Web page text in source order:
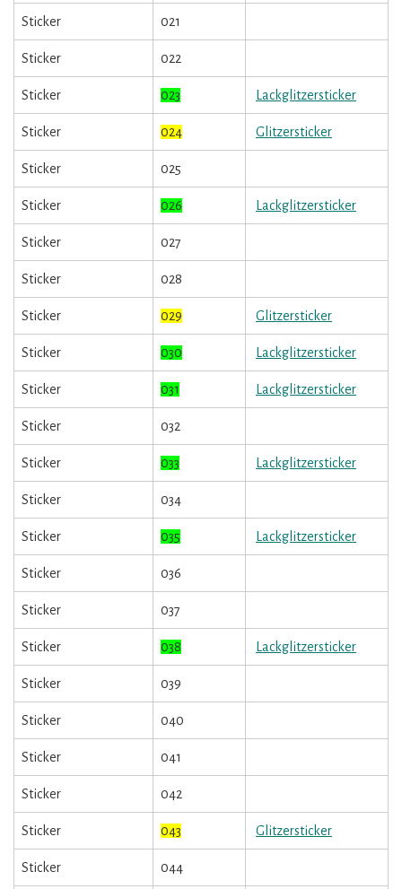
Sticker 021
Sticker 022
Sticker 023 Lackglitzersticker
Sticker 024 Glitzersticker
Sticker 025
Sticker 026 Lackglitzersticker
Sticker 027
Sticker 028
Sticker 029 Glitzersticker
Sticker 030 Lackglitzersticker
Sticker 031 Lackglitzersticker
Sticker 032
Sticker 033 Lackglitzersticker
Sticker 034
Sticker 035 Lackglitzersticker
Sticker 036
Sticker 037
Sticker 038 Lackglitzersticker
Sticker 039
Sticker 040
Sticker 041
Sticker 042
Sticker 043 Glitzersticker
Sticker 044